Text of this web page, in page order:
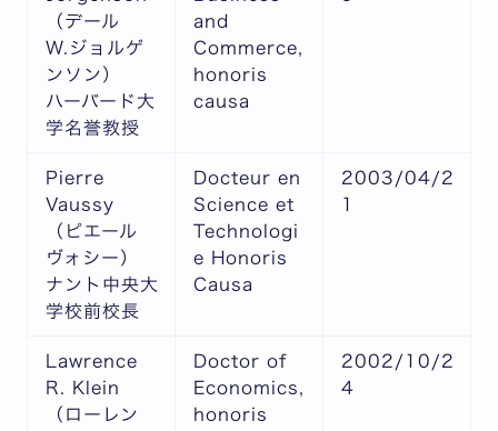
（デール
W.ジョルゲ
ンソン）
ハーバード大
学名誉教授
and
Commerce,
honoris
causa
Pierre
Vaussy
（ピエール
ヴォシー）
ナント中央大
学校前校長
Docteur en
Science et
Technologi
e Honoris
Causa
2003/04/2
1
Lawrence
R. Klein
（ローレン
Doctor of
Economics,
honoris
2002/10/2
4